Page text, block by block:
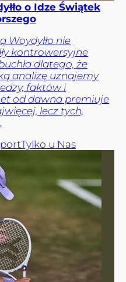
o Idze Świątek
Woydyłło nie
kontrowersyjne
dlatego, że
analizę uznajemy
faktów i
od dawna premiuje
lecz tych,
Tylko u Nas